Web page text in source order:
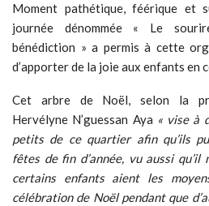
Moment pathétique, féérique et
journée dénommée « Le
bénédiction » a permis à cette
d’apporter de la joie aux enfants en
Cet arbre de Noël, selon la
Hervélyne N’guessan Aya « vise à
petits de ce quartier afin qu’ils
fêtes de fin d’année, vu aussi qu’il
certains enfants aient les
célébration de Noël pendant que